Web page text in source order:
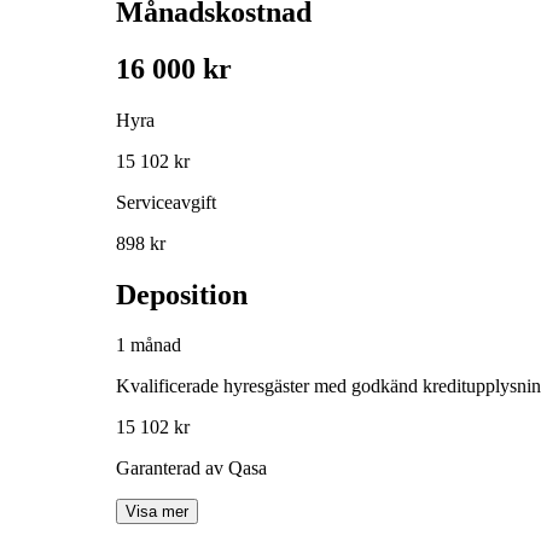
Månadskostnad
16 000 kr
Hyra
15 102 kr
Serviceavgift
898 kr
Deposition
1 månad
Kvalificerade hyresgäster med godkänd
15 102 kr
Garanterad av Qasa
Visa mer